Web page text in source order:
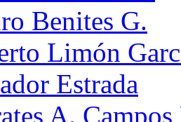
Benites G.
Limón
Estrada
A.